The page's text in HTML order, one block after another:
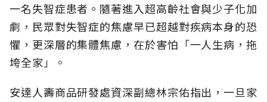
一名失智症患者。隨著進入超高齡社會與少子化加
劇，民眾對失智症的焦慮早已超越對疾病本身的恐
懼，更深層的集體焦慮，在於害怕「一人生病，拖
垮全家」。
安達人壽商品研發處資深副總林宗佑指出，一旦家